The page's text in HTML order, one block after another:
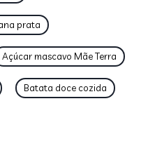
prata
Açúcar mascavo Mãe Terra
Batata doce cozida